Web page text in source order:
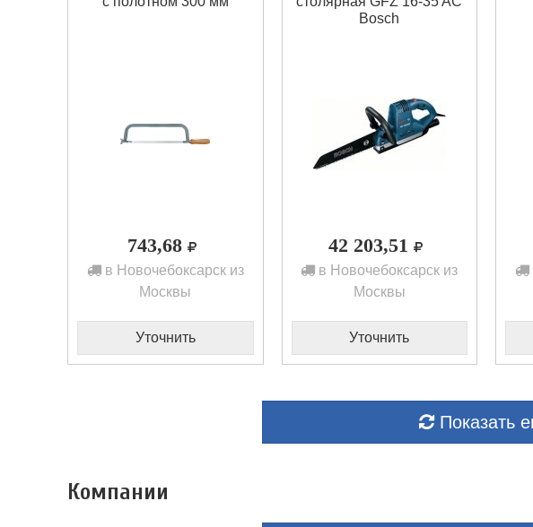
743,68
в Новочебоксарск из
Москвы
Уточнить
Bosch
42 203,51
в Новочебоксарск из
Москвы
Уточнить
Показать
Компании